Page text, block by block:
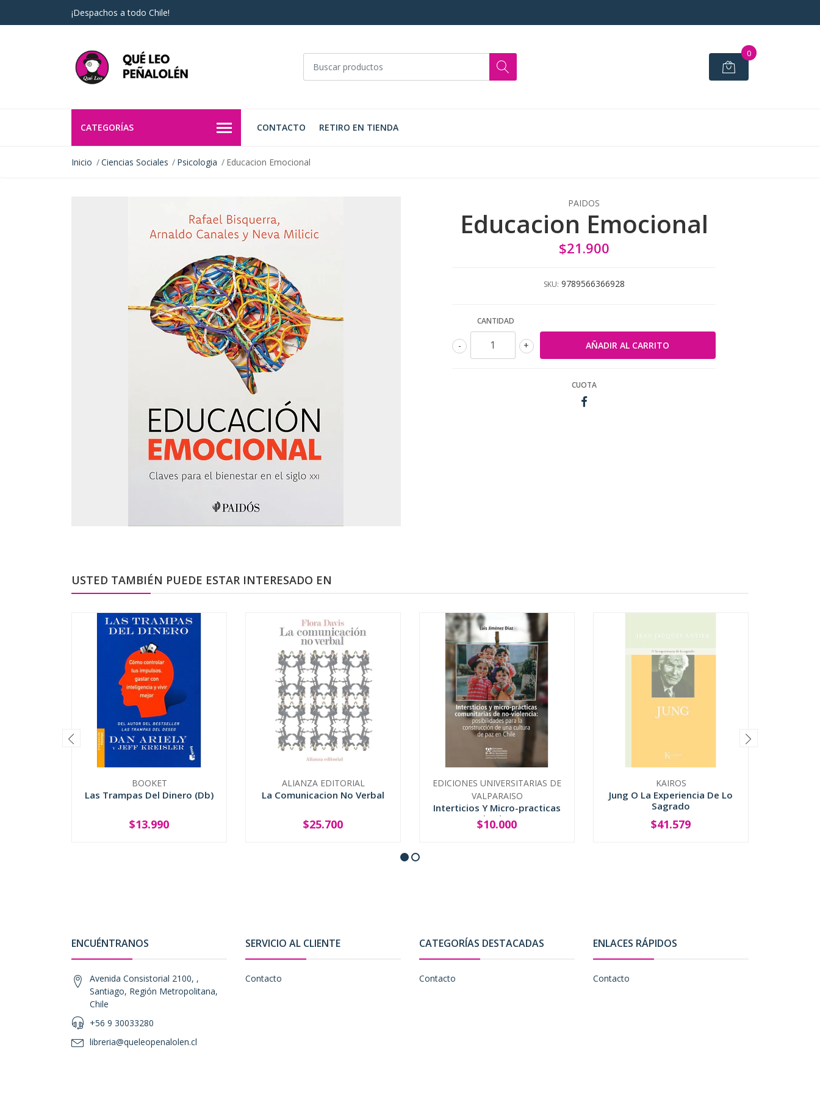
¡Despachos a todo Chile!
0
CATEGORÍAS CONTACTO RETIRO EN TIENDA
Inicio Ciencias Sociales Psicologia Educacion Emocional
PAIDOS
Educacion Emocional
$21.900
SKU: 9789566366928
CANTIDAD
+
-
CUOTA
USTED TAMBIÉN PUEDE ESTAR INTERESADO EN
BOOKET
Las Trampas Del Dinero (Db)
+
$13.990
ALIANZA EDITORIAL
La Comunicacion No Verbal
SOLD OUT
$25.700
EDICIONES UNIVERSITARIAS DE
VALPARAISO
Interticios Y Micro-practicas
Comunitarias De N...
+
$10.000
KAIROS
Jung O La Experiencia De Lo
Sagrado
SOLD OUT
$41.579
ENCUÉNTRANOS
Avenida Consistorial 2100, ,
Santiago, Región Metropolitana,
Chile
+56 9 30033280
libreria@queleopenalolen.cl
SERVICIO AL CLIENTE
Contacto
CATEGORÍAS DESTACADAS
Contacto
ENLACES RÁPIDOS
Contacto